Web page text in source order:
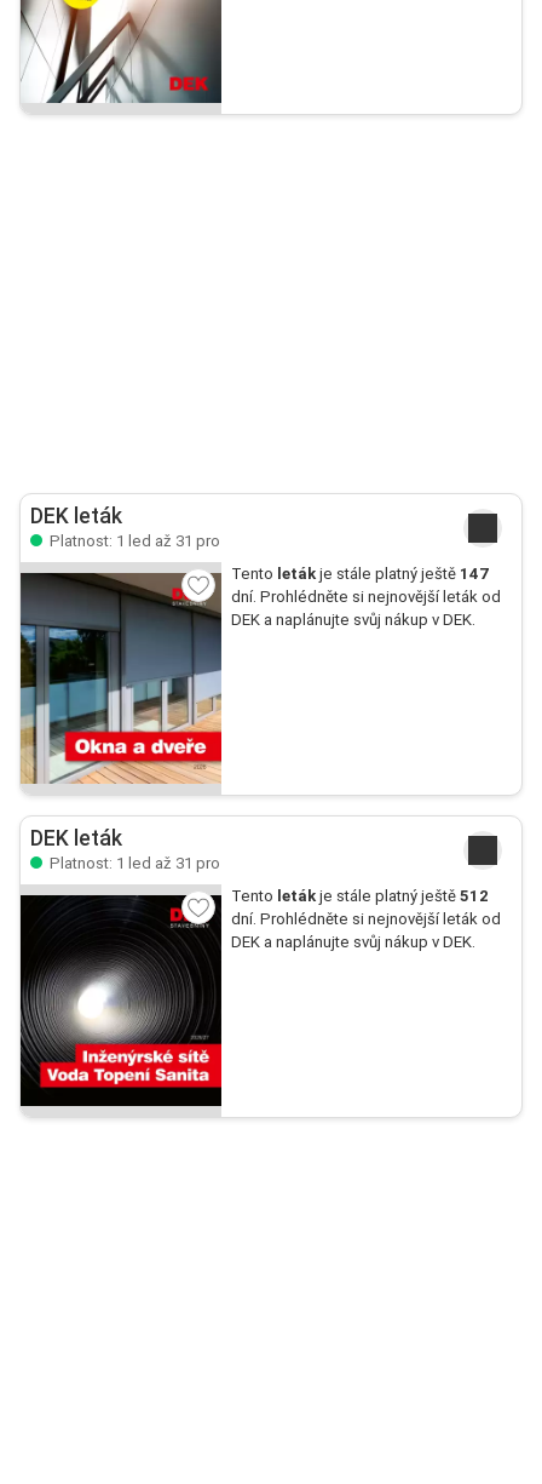
DEK leták
Platnost: 1 led až 31 pro
Tento letákje stále platný ještě 147
dní. Prohlédněte si nejnovější leták od
DEK a naplánujte svůj nákup v DEK.
DEK leták
Platnost: 1 led až 31 pro
Tento letákje stále platný ještě 512
dní. Prohlédněte si nejnovější leták od
DEK a naplánujte svůj nákup v DEK.